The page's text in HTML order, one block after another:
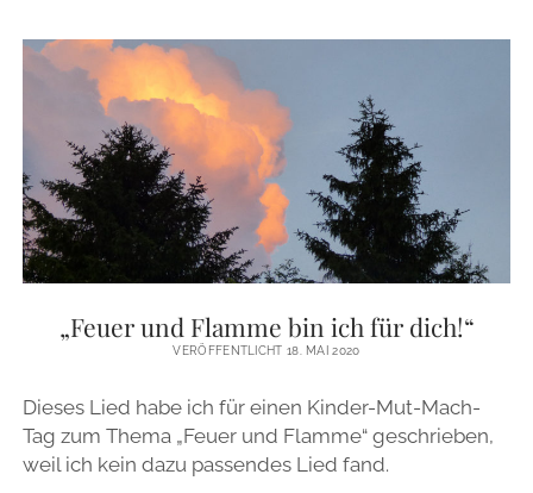
FEST
IM
LEBEN
PSALM
1
„Feuer und Flamme bin ich für dich!“
VERÖFFENTLICHT 18. MAI 2020
Dieses Lied habe ich für einen Kinder-Mut-Mach-
Tag zum Thema „Feuer und Flamme“ geschrieben,
weil ich kein dazu passendes Lied fand.